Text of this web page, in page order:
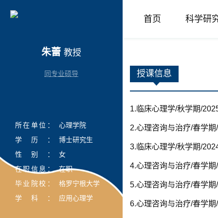
首页 科学研
朱蕾 教授
同专业硕导
所在单位：
心理学院
学历：
博士研究生
性别：
女
在职信息：
在职
毕业院校：
格罗宁根大学
学科：
应用心理学
授课信息
1.临床心理学/秋学期/
2.心理咨询与治疗/春学期
3.临床心理学/秋学期/
4.心理咨询与治疗/春学期
5.心理咨询与治疗/春学期
6.心理咨询与治疗/春学期